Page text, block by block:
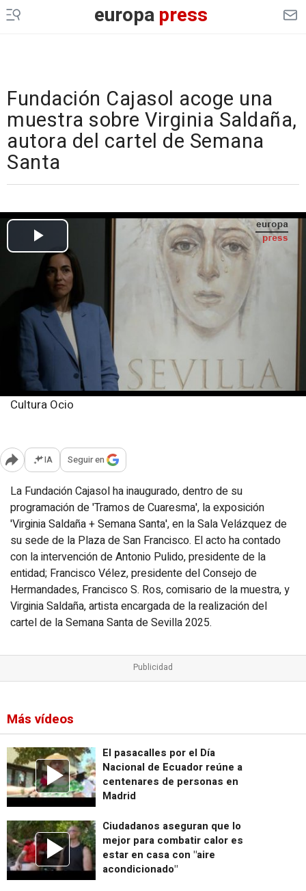
europapress
Fundación Cajasol acoge una
muestra sobre Virginia Saldaña,
autora del cartel de Semana
Santa
Cultura Ocio
Abrir opciones para compartir
IA Seguir en
La Fundación Cajasol ha inaugurado, dentro de su
programación de 'Tramos de Cuaresma', la exposición
'Virginia Saldaña + Semana Santa', en la Sala Velázquez de
su sede de la Plaza de San Francisco. El acto ha contado
con la intervención de Antonio Pulido, presidente de la
entidad; Francisco Vélez, presidente del Consejo de
Hermandades, Francisco S. Ros, comisario de la muestra, y
Virginia Saldaña, artista encargada de la realización del
cartel de la Semana Santa de Sevilla 2025.
Más vídeos
El pasacalles por el Día
Nacional de Ecuador reúne a
centenares de personas en
Madrid
Ciudadanos aseguran que lo
mejor para combatir calor es
estar en casa con "aire
acondicionado"